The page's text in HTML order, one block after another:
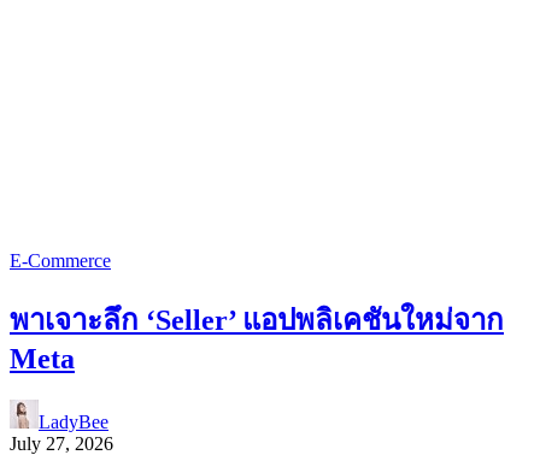
E-Commerce
พาเจาะลึก ‘Seller’ แอปพลิเคชันใหม่จาก
Meta
LadyBee
July 27, 2026